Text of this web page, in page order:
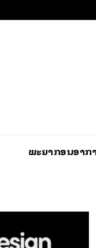
ພະຍາກອນອາກ